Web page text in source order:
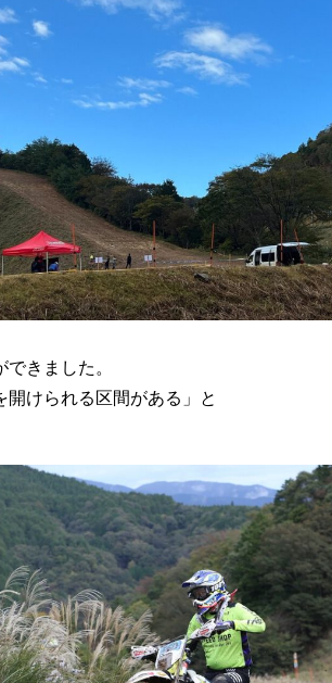
きました。
けられる区間がある」と